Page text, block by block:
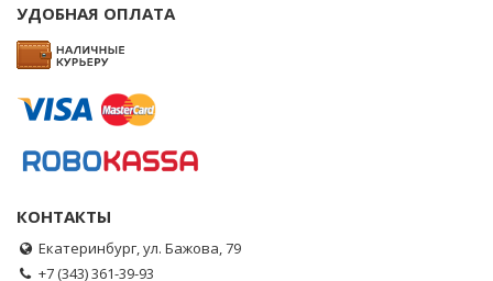
УДОБНАЯ ОПЛАТА
КОНТАКТЫ
Екатеринбург, ул. Бажова, 79
+7 (343) 361-39-93